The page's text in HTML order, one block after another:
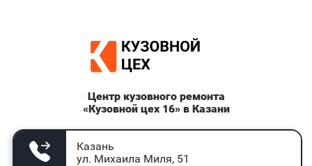
Центр кузовного ремонта
«Кузовной цех 16» в Казани
Казань
ул. Михаила Миля, 51